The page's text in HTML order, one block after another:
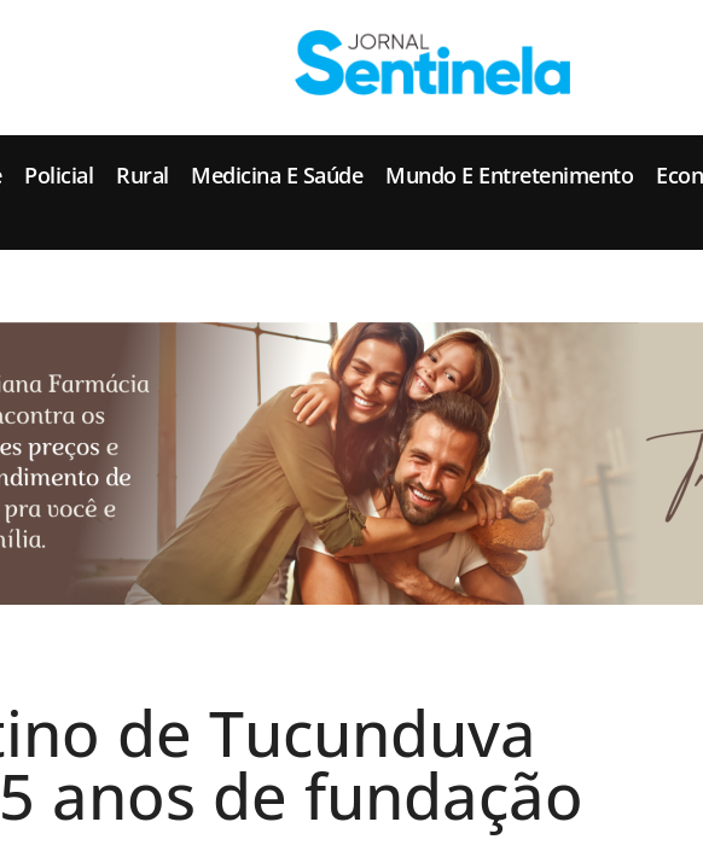
Policial Rural Medicina E Saúde Mundo E Entretenimento
de Tucunduva
anos de fundação